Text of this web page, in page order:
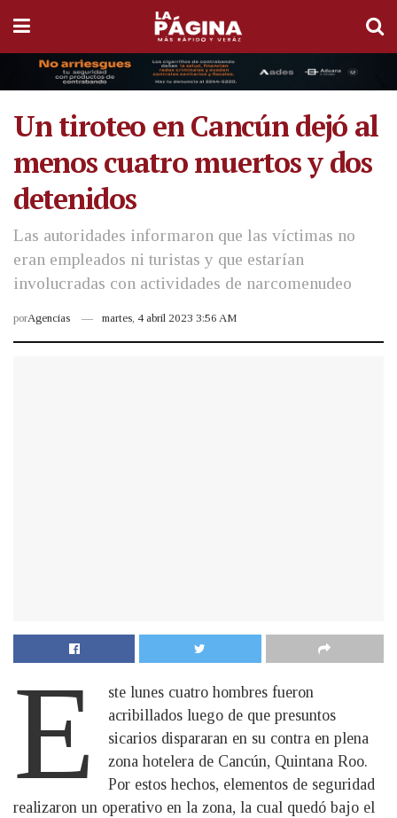
Un tiroteo en Cancún dejó al
menos cuatro muertos y dos
detenidos
Las autoridades informaron que las víctimas no
eran empleados ni turistas y que estarían
involucradas con actividades de narcomenudeo
porAgencias martes, 4 abril 2023 3:56 AM
E
ste lunes cuatro hombres fueron
acribillados luego de que presuntos
sicarios dispararan en su contra en plena
zona hotelera de Cancún, Quintana Roo.
Por estos hechos, elementos de seguridad
realizaron un operativo en la zona, la cual quedó bajo el